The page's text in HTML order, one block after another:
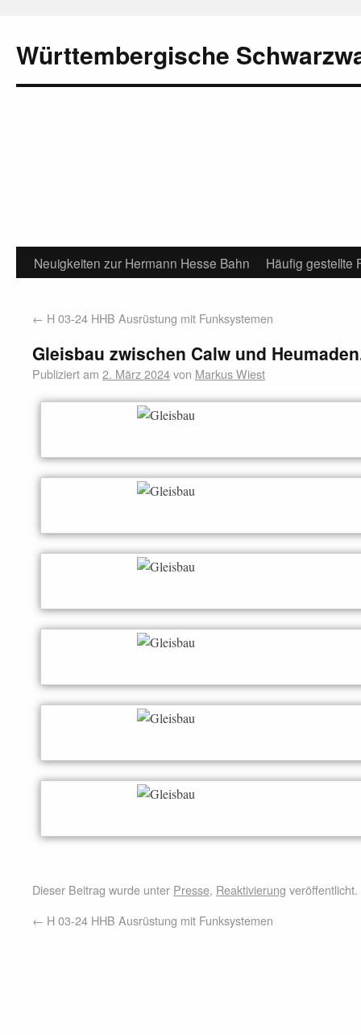
Württembergische
Neuigkeiten zur Hermann Hesse Bahn Häufig gestellte
← H 03-24 HHB Ausrüstung mit Funksystemen
Gleisbau zwischen Calw und
Publiziert am 2. März 2024von Markus Wiest
Dieser Beitrag wurde unter Presse, Reaktivierung
← H 03-24 HHB Ausrüstung mit Funksystemen